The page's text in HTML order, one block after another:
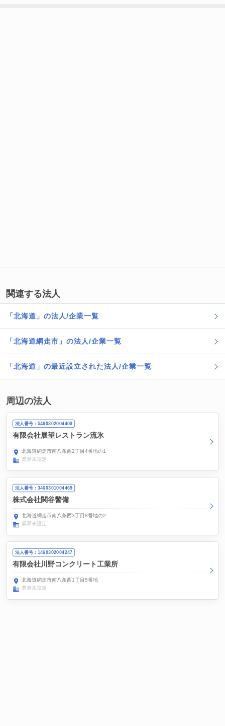
関連する法人
「北海道」の法人/企業一覧
「北海道網走市」の法人/企業一覧
「北海道」の最近設立された法人/企業一覧
周辺の法人
法人番号：5460302004409
有限会社展望レストラン流氷
北海道網走市南八条西2丁目4番地の1
業界未設定
法人番号：3460301004469
株式会社関谷警備
北海道網走市南八条西3丁目8番地の2
業界未設定
法人番号：1460302004247
有限会社川野コンクリート工業所
北海道網走市南八条西1丁目5番地
業界未設定